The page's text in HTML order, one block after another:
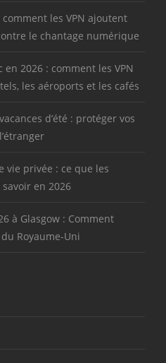
les VPN ajoutent
le chantage numérique
2026 : comment les VPN
les aéroports et les cafés
d’été : protéger vos
vie privée : ce que les
en 2026
à Glasgow : Comment
Royaume-Uni